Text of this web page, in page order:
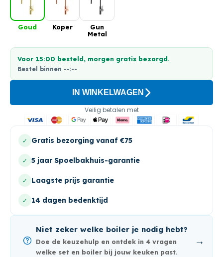
Goud Koper
Gun
Metal
Voor 15:00 besteld, morgen gratis bezorgd.
Bestel binnen --:--
IN WINKELWAGEN
Veilig betalen met
✓ Gratis bezorging vanaf €75
✓ 5 jaar Spoelbakhuis-garantie
✓ Laagste prijs garantie
✓ 14 dagen bedenktijd
Niet zeker welke boiler je nodig hebt?
Doe de keuzehulp en ontdek in 4 vragen
welke set en boiler bij jouw keuken past.
→